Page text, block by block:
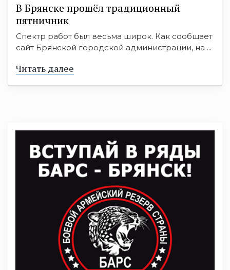
В Брянске прошёл традиционный
пятничник
Спектр работ был весьма широк. Как сообщает
сайт Брянской городской администрации, на ...
Читать далее